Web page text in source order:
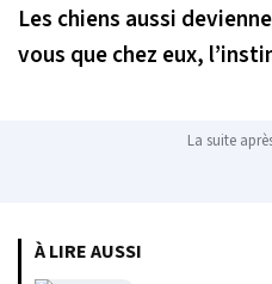
Les chiens aussi
vous que chez eux,
La suite
À LIRE AUSSI